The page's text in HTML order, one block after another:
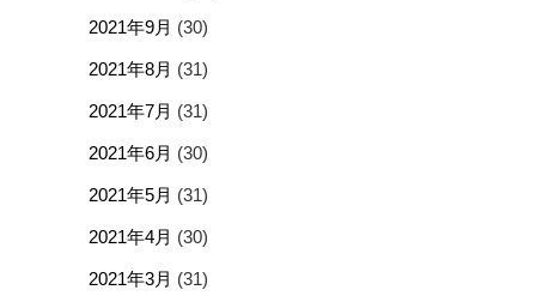
2021年9月 (30)
2021年8月 (31)
2021年7月 (31)
2021年6月 (30)
2021年5月 (31)
2021年4月 (30)
2021年3月 (31)